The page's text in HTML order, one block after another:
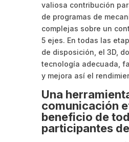
valiosa contribución
de programas de
complejas sobre un
5 ejes. En todas las
de disposición, el 3D,
tecnología adecuada,
y mejora así el
Una
comunicación
beneficio de
participantes